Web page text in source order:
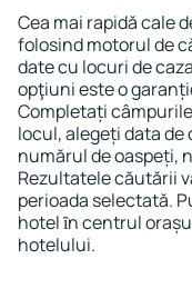
Cea mai rapidă cale
folosind motorul de
date cu locuri de
opţiuni este o
Completați
locul, alegeți data
numărul de oaspeți,
Rezultatele căutării
perioada selectată.
hotel ȋn centrul
hotelului.